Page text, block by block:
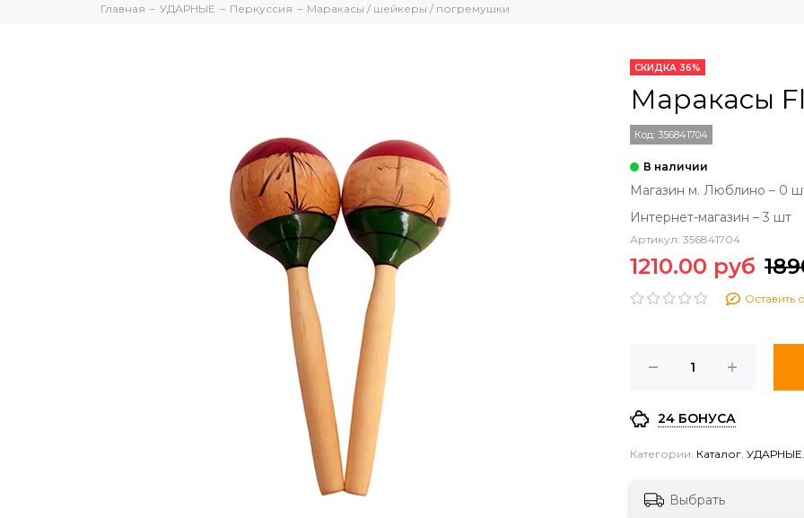
Главная УДАРНЫЕ Перкуссия Маракасы / шейкеры / погремушки
СКИДКА 36%
Маракасы
Код: 356841704
Магазин м. Люблино – 0
Интернет-магазин – 3 шт
Артикул: 356841704
1210.00 руб
Оставить
24 БОНУСА
Категории: Каталог, УДАРНЫЕ,
Выбрать